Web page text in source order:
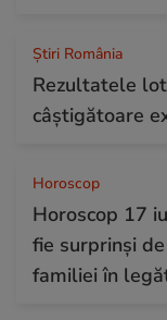
Știri România
Rezultatele
câștigătoare
Horoscop
Horoscop 17
fie surprinși
familiei în